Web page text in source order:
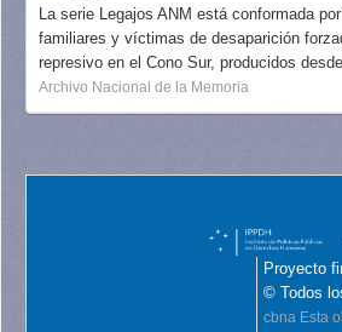
La serie Legajos ANM está conformada
familiares y víctimas de desaparición
represivo en el Cono Sur, producidos
Archivo Nacional de la Memoria
Proyecto
© Todos
cbna Esta